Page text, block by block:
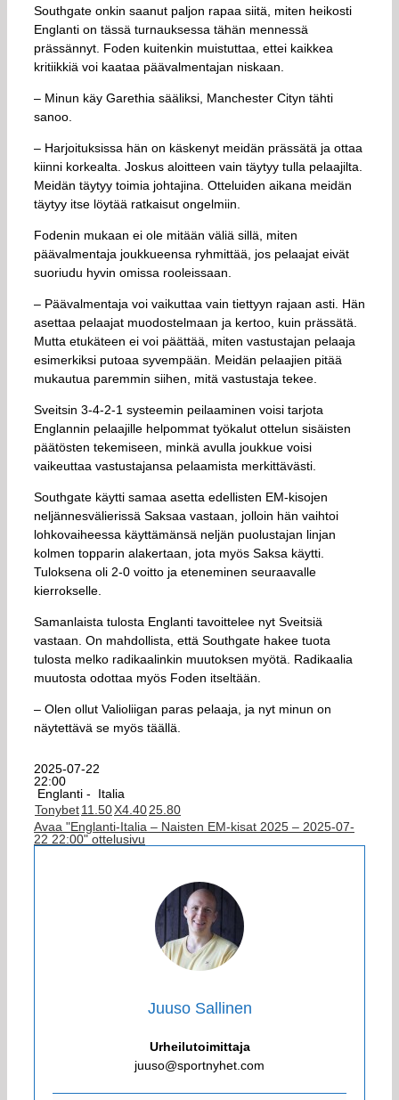
Southgate onkin saanut paljon rapaa siitä, miten heikosti
Englanti on tässä turnauksessa tähän mennessä
prässännyt. Foden kuitenkin muistuttaa, ettei kaikkea
kritiikkiä voi kaataa päävalmentajan niskaan.
– Minun käy Garethia sääliksi, Manchester Cityn tähti
sanoo.
– Harjoituksissa hän on käskenyt meidän prässätä ja ottaa
kiinni korkealta. Joskus aloitteen vain täytyy tulla pelaajilta.
Meidän täytyy toimia johtajina. Otteluiden aikana meidän
täytyy itse löytää ratkaisut ongelmiin.
Fodenin mukaan ei ole mitään väliä sillä, miten
päävalmentaja joukkueensa ryhmittää, jos pelaajat eivät
suoriudu hyvin omissa rooleissaan.
– Päävalmentaja voi vaikuttaa vain tiettyyn rajaan asti. Hän
asettaa pelaajat muodostelmaan ja kertoo, kuin prässätä.
Mutta etukäteen ei voi päättää, miten vastustajan pelaaja
esimerkiksi putoaa syvempään. Meidän pelaajien pitää
mukautua paremmin siihen, mitä vastustaja tekee.
Sveitsin 3-4-2-1 systeemin peilaaminen voisi tarjota
Englannin pelaajille helpommat työkalut ottelun sisäisten
päätösten tekemiseen, minkä avulla joukkue voisi
vaikeuttaa vastustajansa pelaamista merkittävästi.
Southgate käytti samaa asetta edellisten EM-kisojen
neljännesvälierissä Saksaa vastaan, jolloin hän vaihtoi
lohkovaiheessa käyttämänsä neljän puolustajan linjan
kolmen topparin alakertaan, jota myös Saksa käytti.
Tuloksena oli 2-0 voitto ja eteneminen seuraavalle
kierrokselle.
Samanlaista tulosta Englanti tavoittelee nyt Sveitsiä
vastaan. On mahdollista, että Southgate hakee tuota
tulosta melko radikaalinkin muutoksen myötä. Radikaalia
muutosta odottaa myös Foden itseltään.
– Olen ollut Valioliigan paras pelaaja, ja nyt minun on
näytettävä se myös täällä.
2025-07-22
22:00
Englanti -
Italia
Tonybet11.50X4.4025.80
Avaa "Englanti-Italia – Naisten EM-kisat 2025 – 2025-07-
22 22:00" ottelusivu
Juuso Sallinen
Urheilutoimittaja
juuso@sportnyhet.com